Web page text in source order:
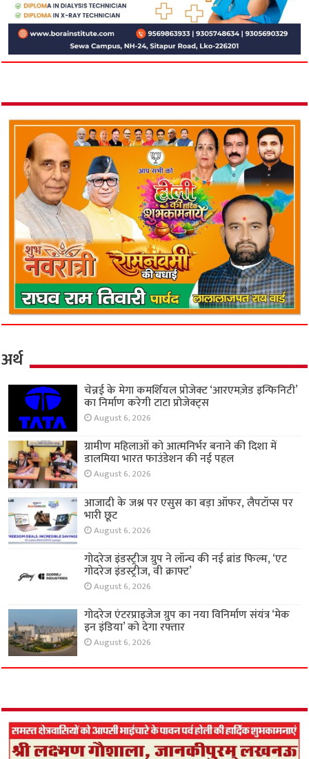
अर्थ
चेन्नई के मेगा कमर्शियल प्रोजेक्ट ‘आरएमज़ेड इन्फिनिटी’
का निर्माण करेगी टाटा प्रोजेक्ट्स
August 6, 2026
ग्रामीण महिलाओं को आत्मनिर्भर बनाने की दिशा में
डालमिया भारत फाउंडेशन की नई पहल
August 6, 2026
आजादी के जश्न पर एसुस का बड़ा ऑफर, लैपटॉप्स पर
भारी छूट
August 6, 2026
गोदरेज इंडस्ट्रीज ग्रुप ने लॉन्च की नई ब्रांड फिल्म, ‘एट
गोदरेज इंडस्ट्रीज, वी क्राफ्ट’
August 6, 2026
गोदरेज एंटरप्राइजेज ग्रुप का नया विनिर्माण संयंत्र ‘मेक
इन इंडिया’ को देगा रफ्तार
August 6, 2026